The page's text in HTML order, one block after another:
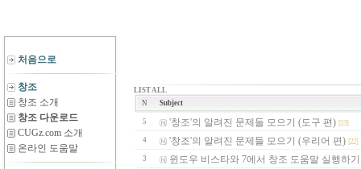
처음으로
창조
창조 소개
창조 다운로드
CUGz.com 소개
온라인 도움말
LIST ALL
N
Subject
5 '창조'의 알려진 문제들 모으기 (도구 편) [13]
4 '창조'의 알려진 문제들 모으기 (우리어 편) [22]
3 윈도우 비스타와 7에서 창조 도움말 실행하기